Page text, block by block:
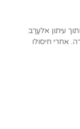
עיתון אלעַרַבּ
אחרי חיסולו